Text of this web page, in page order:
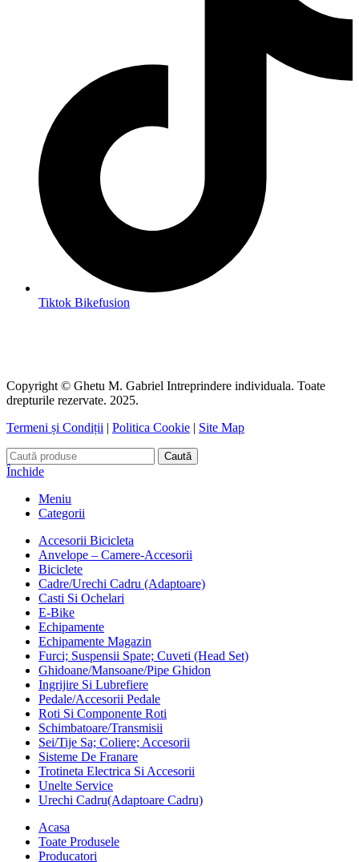
Tiktok Bikefusion
Copyright © Ghetu M. Gabriel Intreprindere individuala. Toate
drepturile rezervate. 2025.
Termeni și Condiții | Politica Cookie | Site Map
Caută
Închide
Meniu
Categorii
Accesorii Bicicleta
Anvelope – Camere-Accesorii
Biciclete
Cadre/Urechi Cadru (Adaptoare)
Casti Si Ochelari
E-Bike
Echipamente
Echipamente Magazin
Furci; Suspensii Spate; Cuveti (Head Set)
Ghidoane/Mansoane/Pipe Ghidon
Ingrijire Si Lubrefiere
Pedale/Accesorii Pedale
Roti Si Componente Roti
Schimbatoare/Transmisii
Sei/Tije Sa; Coliere; Accesorii
Sisteme De Franare
Trotineta Electrica Si Accesorii
Unelte Service
Urechi Cadru(Adaptoare Cadru)
Acasa
Toate Produsele
Producatori